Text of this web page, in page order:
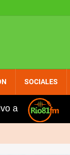
SOCIALES
a